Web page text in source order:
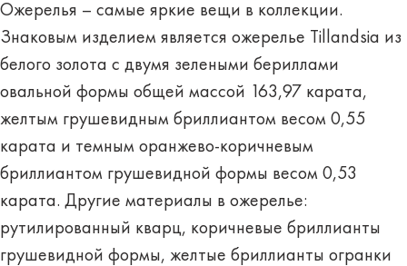
Ожерелья – самые яркие вещи в коллекции.
Знаковым изделием является ожерелье Tillandsia из
белого золота с двумя зелеными бериллами
овальной формы общей массой 163,97 карата,
желтым грушевидным бриллиантом весом 0,55
карата и темным оранжево-коричневым
бриллиантом грушевидной формы весом 0,53
карата. Другие материалы в ожерелье:
рутилированный кварц, коричневые бриллианты
грушевидной формы, желтые бриллианты огранки